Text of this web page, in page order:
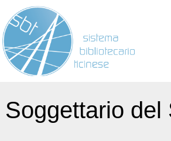
Soggettario